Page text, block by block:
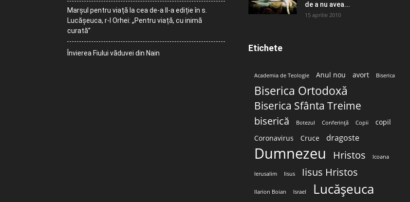
Marșul pentru viață la cea de-a II-a ediție în s.
Lucășeuca, r-l Orhei: „Pentru viață, cu inimă
curată”
Învierea Fiului văduvei din Nain
de a nu avea...
15 aprilie 2010
Etichete
Academia de Teologie Anul nou avort Biserica
Biserica Ortodoxă
Biserica Sfânta Treime
biserică Botezul Conferință Copii
copil
Coronavirus
Cruce dragoste
Dumnezeu Hristos Icoana
Ierusalim Iisus Iisus Hristos
Ilarion Boian Israel Lucășeuca